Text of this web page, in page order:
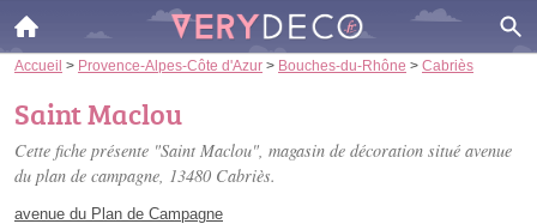
Accueil > Provence-Alpes-Côte d'Azur > Bouches-du-Rhône > Cabriès
Saint Maclou
Cette fiche présente "Saint Maclou", magasin de décoration situé avenue
du plan de campagne, 13480 Cabriès.
avenue du Plan de Campagne